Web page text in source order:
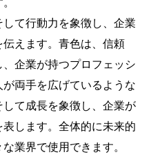
て行動力を象徴し、企業
えます。青色は、信頼
企業が持つプロフェッシ
両手を広げているような
て成長を象徴し、企業が
します。全体的に未来的
業界で使用できます。